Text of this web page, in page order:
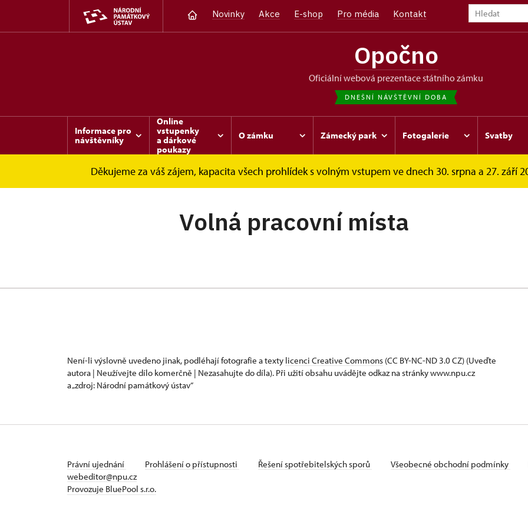
Novinky Akce E-shop Pro média Kontakt
Opočno
oficiální webová prezentace státního zámku
DNEŠNÍ NÁVŠTĚVNÍ DOBA
Informace pro
návštěvníky
Online
vstupenky
a dárkové
poukazy
O zámku Zámecký park Fotogalerie Svatby
Děkujeme za váš zájem, kapacita všech prohlídek s volným vstupem ve dnech 30. srpna a 27. září
Opočno Další informace Volná pracovní místa
Volná pracovní místa
Není-li výslovně uvedeno jinak, podléhají fotografie a texty licenci Creative Commons (CC BY-NC-ND 3.0 CZ) (Uveďte
autora | Neužívejte dílo komerčně | Nezasahujte do díla). Při užití obsahu uvádějte odkaz na stránky www.npu.cz
a „zdroj: Národní památkový ústav“
Právní ujednání Prohlášení o přístupnosti Řešení spotřebitelských sporů Všeobecné obchodní podmínky
webeditor@npu.cz
Provozuje BluePool s.r.o.